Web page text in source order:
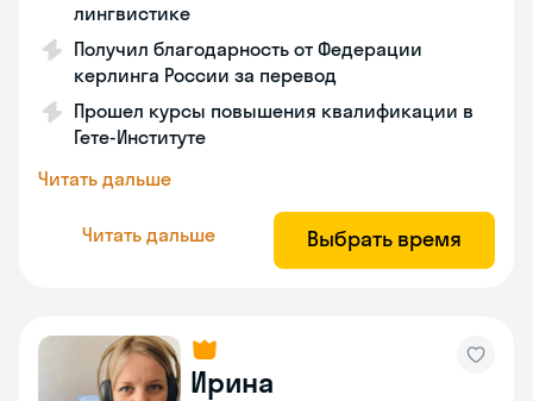
лингвистике
Получил благодарность от Федерации
керлинга России за перевод
Прошел курсы повышения квалификации в
Гете-Институте
Читать дальше
Читать дальше Выбрать время
Ирина